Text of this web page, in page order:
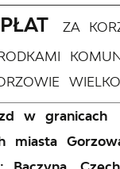
ZA
w granicach
miasta